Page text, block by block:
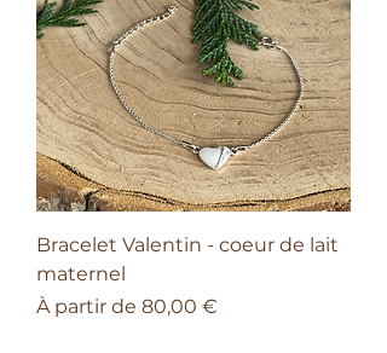
Bracelet Valentin - coeur de lait
maternel
À partir de 80,00 €
Prix promotionnel